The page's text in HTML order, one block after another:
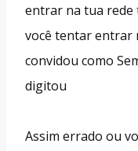
entrar na tua rede
você tentar entrar
convidou como
digitou
Assim errado ou